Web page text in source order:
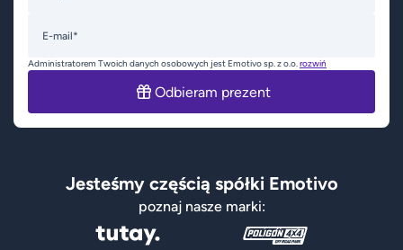
E-mail*
Administratorem Twoich danych osobowych jest Emotivo sp. z o.o.rozwiń
Odbieram prezent
Jesteśmy częścią spółki Emotivo
poznaj nasze marki: